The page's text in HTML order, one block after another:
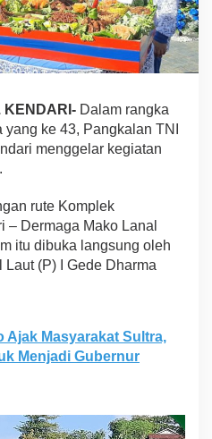
KENDARI- Dalam rangka
ke 43, Pangkalan TNI
menggelar kegiatan
rute Komplek
– Dermaga Mako Lanal
itu dibuka langsung oleh
(P) I Gede Dharma
Ajak Masyarakat Sultra,
Menjadi Gubernur